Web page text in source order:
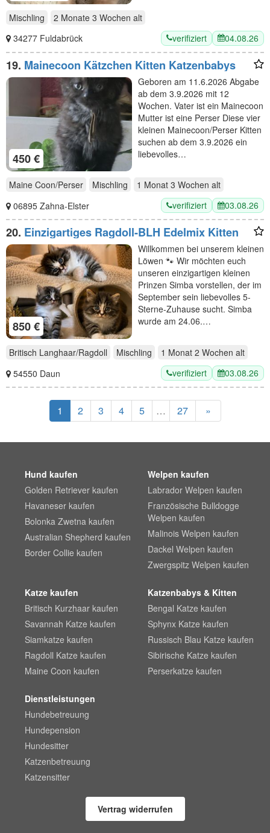
Mischling 2 Monate 3 Wochen alt
34277 Fuldabrück
verifiziert 04.08.26
19. Mainecoon Kätzchen Kitten Katzenbabys
450 €
Geboren am 11.6.2026 Abgabe
ab dem 3.9.2026 mit 12
Wochen. Vater ist ein Mainecoon
Mutter ist eine Perser Diese vier
kleinen Mainecoon/Perser Kitten
suchen ab dem 3.9.2026 ein
liebevolles…
Maine Coon/Perser Mischling 1 Monat 3 Wochen alt
06895 Zahna-Elster
verifiziert 03.08.26
20. Einzigartiges Ragdoll-BLH Edelmix Kitten
850 €
Willkommen bei unserem kleinen
Löwen 🐾 Wir möchten euch
unseren einzigartigen kleinen
Prinzen Simba vorstellen, der im
September sein liebevolles 5-
Sterne-Zuhause sucht. Simba
wurde am 24.06.…
Britisch Langhaar/Ragdoll Mischling 1 Monat 2 Wochen alt
54550 Daun
verifiziert 03.08.26
1 2 3 4 5 … 27 »
Hund kaufen
Golden Retriever kaufen
Havaneser kaufen
Bolonka Zwetna kaufen
Australian Shepherd kaufen
Border Collie kaufen
Welpen kaufen
Labrador Welpen kaufen
Französische Bulldogge
Welpen kaufen
Malinois Welpen kaufen
Dackel Welpen kaufen
Zwergspitz Welpen kaufen
Katze kaufen
Britisch Kurzhaar kaufen
Savannah Katze kaufen
Siamkatze kaufen
Ragdoll Katze kaufen
Maine Coon kaufen
Katzenbabys & Kitten
Bengal Katze kaufen
Sphynx Katze kaufen
Russisch Blau Katze kaufen
Sibirische Katze kaufen
Perserkatze kaufen
Dienstleistungen
Hundebetreuung
Hundepension
Hundesitter
Katzenbetreuung
Katzensitter
Vertrag widerrufen